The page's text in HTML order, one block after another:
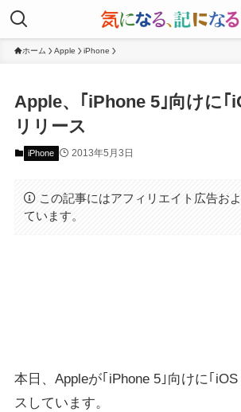
ホーム Apple iPhone
Apple、｢iPhone 5｣向けに｢
リリース
iPhone 2013年5月3日
この記事にはアフィリエイト広告お
ています。
本日、Appleが｢iPhone 5｣向けに｢
スしています。